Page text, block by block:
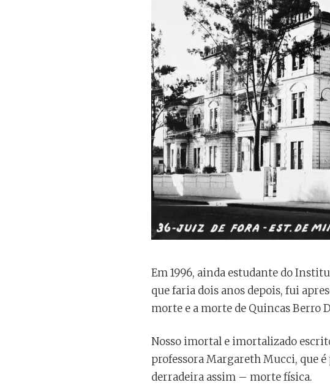
Em 1996, ainda estudante do
que faria dois anos depois, fui
morte e a morte de Quincas Berro
Nosso imortal e imortalizado
professora Margareth Mucci, que
derradeira assim – morte física.